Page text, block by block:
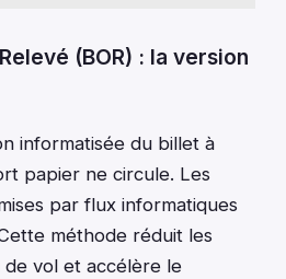
(BOR) : la version
informatisée du billet à
papier ne circule. Les
par flux informatiques
méthode réduit les
vol et accélère le